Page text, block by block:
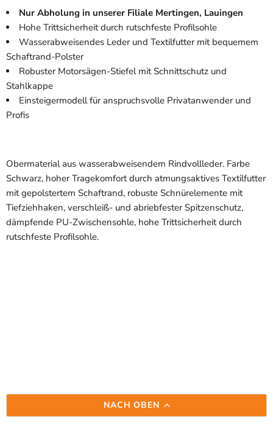
Nur Abholung in unserer Filiale Mertingen, Lauingen
Hohe Trittsicherheit durch rutschfeste Profilsohle
Wasserabweisendes Leder und Textilfutter mit bequemem
Schaftrand-Polster
Robuster Motorsägen-Stiefel mit Schnittschutz und
Stahlkappe
Einsteigermodell für anspruchsvolle Privatanwender und
Profis
Obermaterial aus wasserabweisendem Rindvollleder. Farbe
Schwarz, hoher Tragekomfort durch atmungsaktives Textilfutter
mit gepolstertem Schaftrand, robuste Schnürelemente mit
Tiefziehhaken, verschleiß- und abriebfester Spitzenschutz,
dämpfende PU-Zwischensohle, hohe Trittsicherheit durch
rutschfeste Profilsohle.
NACH OBEN